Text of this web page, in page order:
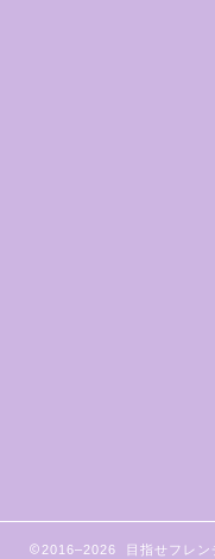
2016–2026 目指せフレン